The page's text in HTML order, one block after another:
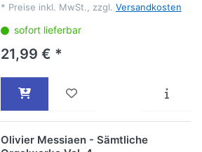
* Preise inkl. MwSt., zzgl. Versandkosten
sofort lieferbar
21,99 € *
Olivier Messiaen - Sämtliche